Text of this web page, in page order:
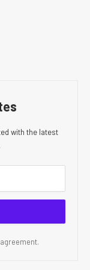
with the latest